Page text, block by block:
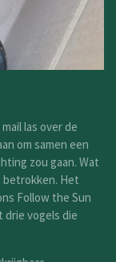
las over de
om samen een
zou gaan. Wat
betrokken. Het
Follow the Sun
drie vogels die